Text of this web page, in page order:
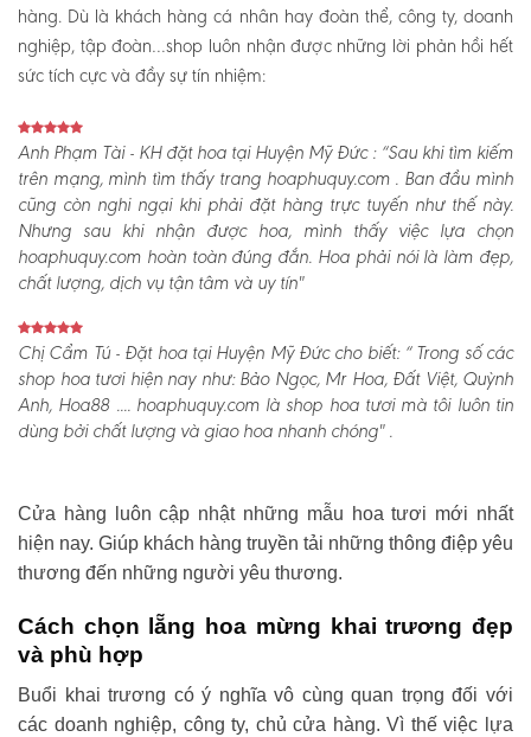
hàng. Dù là khách hàng cá nhân hay đoàn thể, công ty, doanh
nghiệp, tập đoàn…shop luôn nhận được những lời phản hồi hết
sức tích cực và đầy sự tín nhiệm:
Anh Phạm Tài - KH đặt hoa tại Huyện Mỹ Đức :“Sau khi tìm kiếm
trên mạng, mình tìm thấy trang hoaphuquy.com . Ban đầu mình
cũng còn nghi ngại khi phải đặt hàng trực tuyến như thế này.
Nhưng sau khi nhận được hoa, mình thấy việc lựa chọn
hoaphuquy.com hoàn toàn đúng đắn. Hoa phải nói là làm đẹp,
chất lượng, dịch vụ tận tâm và uy tín"
Chị Cẩm Tú - Đặt hoa tại Huyện Mỹ Đức cho biết:“ Trong số các
shop hoa tươi hiện nay như: Bảo Ngọc, Mr Hoa, Đất Việt, Quỳnh
Anh, Hoa88 .... hoaphuquy.com là shop hoa tươi mà tôi luôn tin
dùng bởi chất lượng và giao hoa nhanh chóng" .
Cửa hàng luôn cập nhật những mẫu hoa tươi mới nhất
hiện nay. Giúp khách hàng truyền tải những thông điệp yêu
thương đến những người yêu thương.
Cách chọn lẵng hoa mừng khai trương đẹp
và phù hợp
Buổi khai trương có ý nghĩa vô cùng quan trọng đối với
các doanh nghiệp, công ty, chủ cửa hàng. Vì thế việc lựa